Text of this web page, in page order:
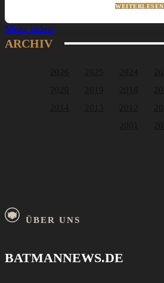
WEITERLESEN
Mehr laden
ARCHIV
ÜBER UNS
BATMANNEWS.DE